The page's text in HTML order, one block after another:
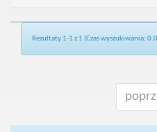
Rezultaty 1-1 z 1 (Czas wyszukiwania: